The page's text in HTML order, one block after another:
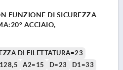
FUNZIONE DI SICUREZZA
ACCIAIO,
DI FILETTATURA=23
A2=15 D=23
D1=33